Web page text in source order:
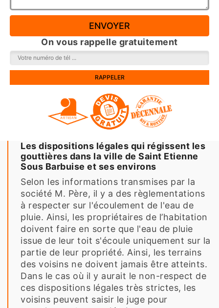
On vous rappelle gratuitement
Les dispositions légales qui régissent les
gouttières dans la ville de Saint Etienne
Sous Barbuise et ses environs
Selon les informations transmises par la
société M. Père, il y a des règlementations
à respecter sur l'écoulement de l'eau de
pluie. Ainsi, les propriétaires de l’habitation
doivent faire en sorte que l'eau de pluie
issue de leur toit s'écoule uniquement sur la
partie de leur propriété. Ainsi, les terrains
des voisins ne doivent jamais être atteints.
Dans le cas où il y aurait le non-respect de
ces dispositions légales très strictes, les
voisins peuvent saisir le juge pour